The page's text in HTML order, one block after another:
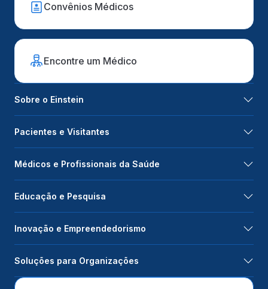
Convênios Médicos
Encontre um Médico
Sobre o Einstein
Pacientes e Visitantes
Médicos e Profissionais da Saúde
Educação e Pesquisa
Inovação e Empreendedorismo
Soluções para Organizações